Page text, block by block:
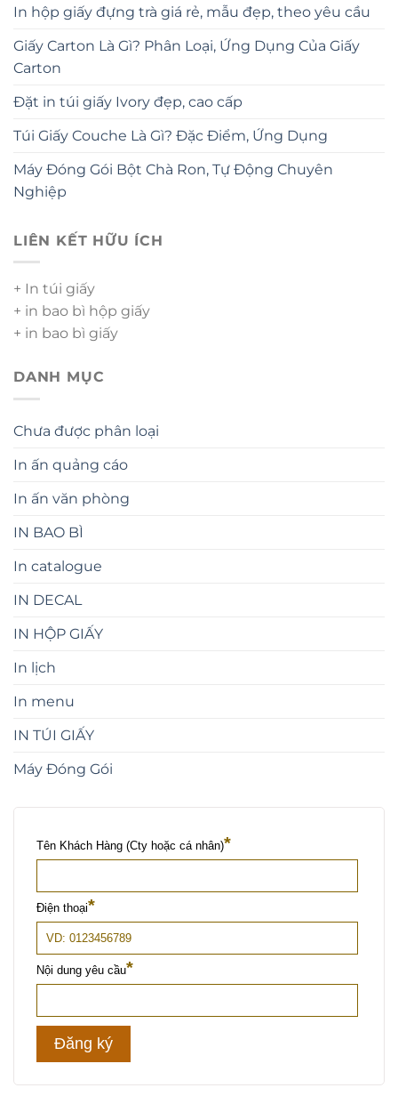
In hộp giấy đựng trà giá rẻ, mẫu đẹp, theo yêu cầu
Giấy Carton Là Gì? Phân Loại, Ứng Dụng Của Giấy
Carton
Đặt in túi giấy Ivory đẹp, cao cấp
Túi Giấy Couche Là Gì? Đặc Điểm, Ứng Dụng
Máy Đóng Gói Bột Chà Ron, Tự Động Chuyên
Nghiệp
LIÊN KẾT HỮU ÍCH
+ In túi giấy
+ in bao bì hộp giấy
+ in bao bì giấy
DANH MỤC
Chưa được phân loại
In ấn quảng cáo
In ấn văn phòng
IN BAO BÌ
In catalogue
IN DECAL
IN HỘP GIẤY
In lịch
In menu
IN TÚI GIẤY
Máy Đóng Gói